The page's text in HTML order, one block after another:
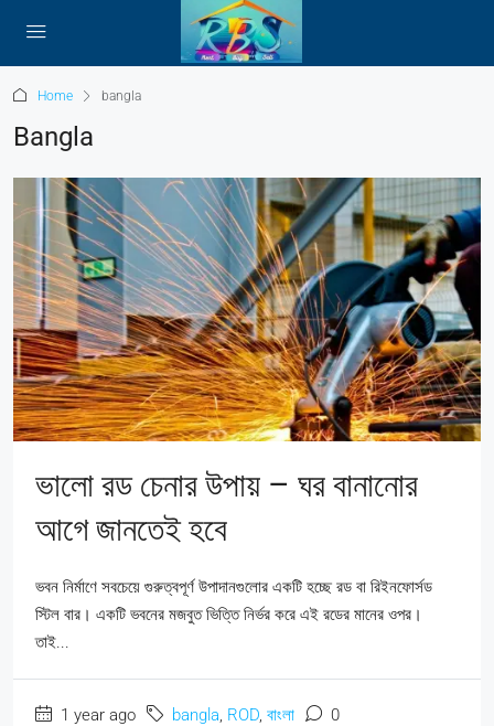
Home bangla
Bangla
ভালো রড চেনার উপায় – ঘর বানানোর
আগে জানতেই হবে
ভবন নির্মাণে সবচেয়ে গুরুত্বপূর্ণ উপাদানগুলোর একটি হচ্ছে রড বা রিইনফোর্সড
স্টিল বার। একটি ভবনের মজবুত ভিত্তি নির্ভর করে এই রডের মানের ওপর।
তাই...
1 year ago bangla ROD বাংলা 0